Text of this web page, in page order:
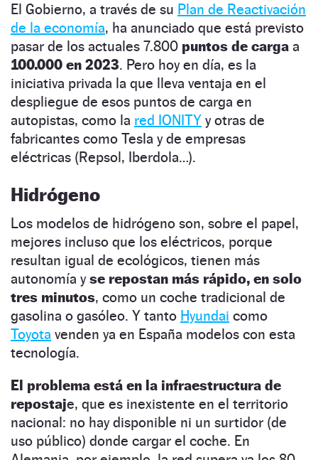
El Gobierno, a través de su Plan de Reactivación
de la economía, ha anunciado que está previsto
pasar de los actuales 7.800 puntos de carga a
100.000 en 2023. Pero hoy en día, es la
iniciativa privada la que lleva ventaja en el
despliegue de esos puntos de carga en
autopistas, como la red IONITY y otras de
fabricantes como Tesla y de empresas
eléctricas (Repsol, Iberdola…).
Hidrógeno
Los modelos de hidrógeno son, sobre el papel,
mejores incluso que los eléctricos, porque
resultan igual de ecológicos, tienen más
autonomía yse repostan más rápido, en solo
tres minutos, como un coche tradicional de
gasolina o gasóleo. Y tanto Hyundai como
Toyota venden ya en España modelos con esta
tecnología.
El problema está en la infraestructura de
repostaje, que es inexistente en el territorio
nacional: no hay disponible ni un surtidor (de
uso público) donde cargar el coche. En